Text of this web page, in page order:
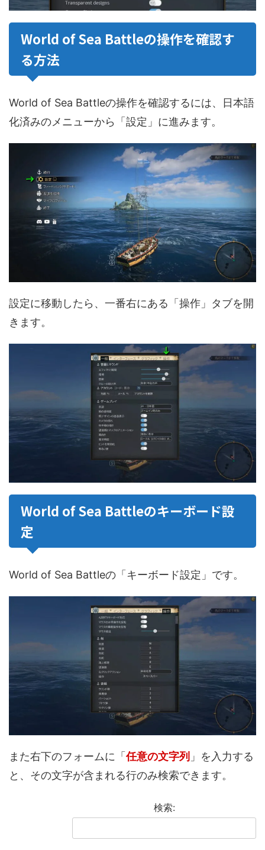
World of Sea Battleの操作を確認す
る方法
World of Sea Battleの操作を確認するには、日本語
化済みのメニューから「設定」に進みます。
設定に移動したら、一番右にある「操作」タブを開
きます。
World of Sea Battleのキーボード設
定
World of Sea Battleの「キーボード設定」です。
また右下のフォームに「任意の文字列 」を入力する
と、その文字が含まれる行のみ検索できます。
検索: